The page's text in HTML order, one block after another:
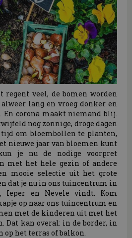
regent veel, de bomen worden
lang en vroeg donker en
En corona maakt niemand blij.
nog zonnige, droge dagen
om bloembollen te planten,
nieuwe jaar van bloemen kunt
je nu de nodige voorpret
met het hele gezin of andere
mooie selectie uit het grote
dat je nu in ons tuincentrum in
Ieper en Nevele vindt. Kom
op naar ons tuincentrum en
met de kinderen uit met het
Dat kan overal: in de border, in
op het terras of balkon.